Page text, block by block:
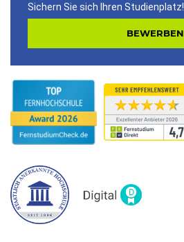
Sichern Sie sich Ihren Studienplatz!
BEWERBEN